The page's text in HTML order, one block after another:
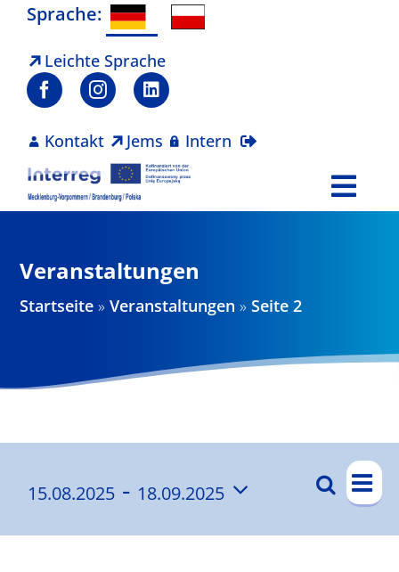
Zum
springen
Sprache:
Leichte Sprache
Kontakt Jems Intern
Projekte
Veranstaltungen
Startseite »Veranstaltungen »Seite 2
V
e
Suche
V
e
r
15.08.2025 - 18.09.2025
wählen.